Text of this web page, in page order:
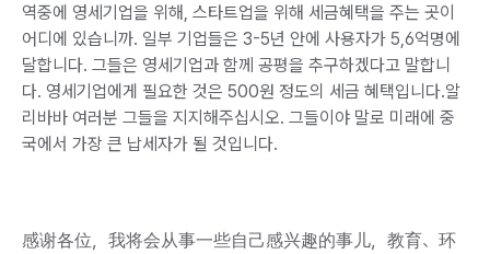
역중에 영세기업을 위해, 스타트업을 위해 세금혜택을 주는 곳이
어디에 있습니까. 일부 기업들은 3-5년 안에 사용자가 5,6억명에
달합니다. 그들은 영세기업과 함께 공평을 추구하겠다고 말합니
다. 영세기업에게 필요한 것은 500원 정도의 세금 혜택입니다.알
리바바 여러분 그들을 지지해주십시오. 그들이야 말로 미래에 중
국에서 가장 큰 납세자가 될 것입니다.
感谢各位，我将会从事一些自己感兴趣的事儿，教育、环